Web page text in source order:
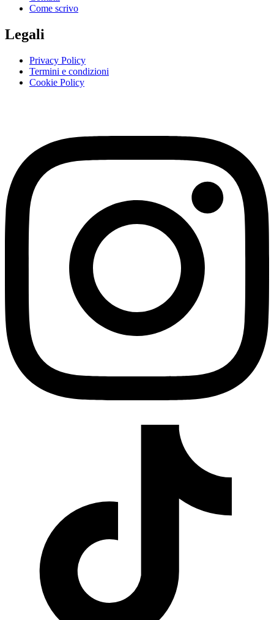
Come scrivo
Legali
Privacy Policy
Termini e condizioni
Cookie Policy